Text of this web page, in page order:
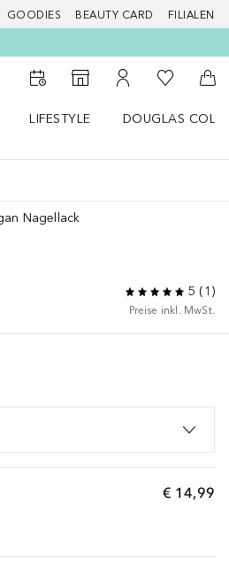
GOODIES BEAUTY CARD FILIALEN
Zum Storefinder
Zu Meinem
Zu Meiner
LIFESTYLE
DOUGLAS
Nagellack
5 ( 1 )
Preise inkl. MwSt.
€ 14,99